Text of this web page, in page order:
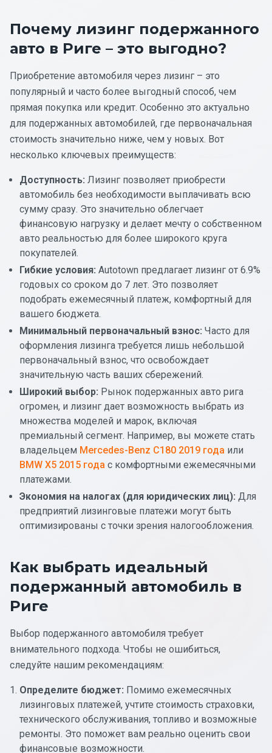
Почему лизинг подержанного
авто в Риге – это выгодно?
Приобретение автомобиля через лизинг – это
популярный и часто более выгодный способ, чем
прямая покупка или кредит. Особенно это актуально
для подержанных автомобилей, где первоначальная
стоимость значительно ниже, чем у новых. Вот
несколько ключевых преимуществ:
Доступность: Лизинг позволяет приобрести
автомобиль без необходимости выплачивать всю
сумму сразу. Это значительно облегчает
финансовую нагрузку и делает мечту о собственном
авто реальностью для более широкого круга
покупателей.
Гибкие условия: Autotown предлагает лизинг от 6.9%
годовых со сроком до 7 лет. Это позволяет
подобрать ежемесячный платеж, комфортный для
вашего бюджета.
Минимальный первоначальный взнос: Часто для
оформления лизинга требуется лишь небольшой
первоначальный взнос, что освобождает
значительную часть ваших сбережений.
Широкий выбор: Рынок подержанных авто рига
огромен, и лизинг дает возможность выбрать из
множества моделей и марок, включая
премиальный сегмент. Например, вы можете стать
владельцем Mercedes-Benz C180 2019 года или
BMW X5 2015 года с комфортными ежемесячными
платежами.
Экономия на налогах (для юридических лиц): Для
предприятий лизинговые платежи могут быть
оптимизированы с точки зрения налогообложения.
Как выбрать идеальный
подержанный автомобиль в
Риге
Выбор подержанного автомобиля требует
внимательного подхода. Чтобы не ошибиться,
следуйте нашим рекомендациям:
Определите бюджет: Помимо ежемесячных
лизинговых платежей, учтите стоимость страховки,
технического обслуживания, топливо и возможные
ремонты. Это поможет вам реально оценить свои
финансовые возможности.